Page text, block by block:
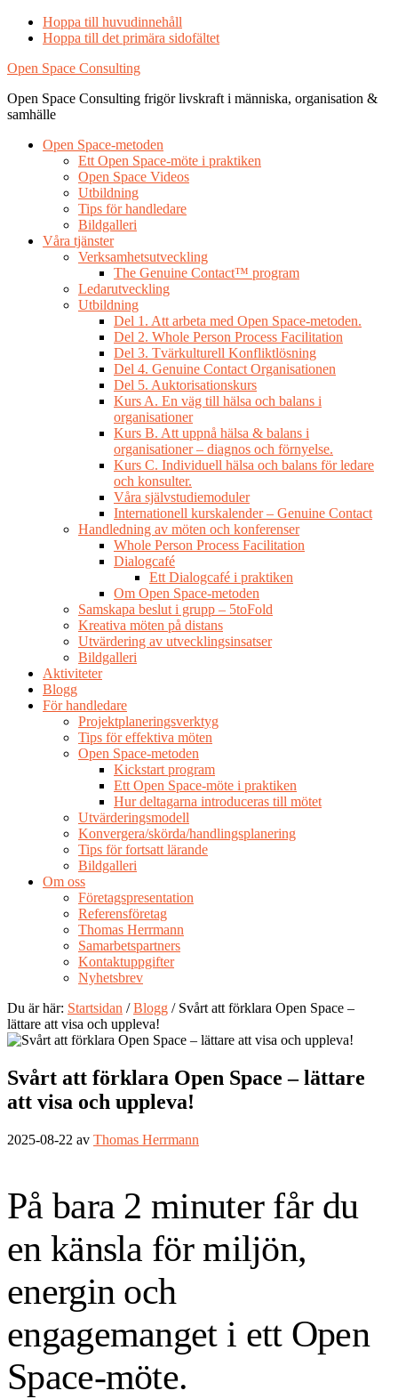
Hoppa till huvudinnehåll
Hoppa till det primära sidofältet
Open Space Consulting
Open Space Consulting frigör livskraft i människa, organisation &
samhälle
Open Space-metoden
Ett Open Space-möte i praktiken
Open Space Videos
Utbildning
Tips för handledare
Bildgalleri
Våra tjänster
Verksamhetsutveckling
The Genuine Contact™ program
Ledarutveckling
Utbildning
Del 1. Att arbeta med Open Space-metoden.
Del 2. Whole Person Process Facilitation
Del 3. Tvärkulturell Konfliktlösning
Del 4. Genuine Contact Organisationen
Del 5. Auktorisationskurs
Kurs A. En väg till hälsa och balans i
organisationer
Kurs B. Att uppnå hälsa & balans i
organisationer – diagnos och förnyelse.
Kurs C. Individuell hälsa och balans för ledare
och konsulter.
Våra självstudiemoduler
Internationell kurskalender – Genuine Contact
Handledning av möten och konferenser
Whole Person Process Facilitation
Dialogcafé
Ett Dialogcafé i praktiken
Om Open Space-metoden
Samskapa beslut i grupp – 5toFold
Kreativa möten på distans
Utvärdering av utvecklingsinsatser
Bildgalleri
Aktiviteter
Blogg
För handledare
Projektplaneringsverktyg
Tips för effektiva möten
Open Space-metoden
Kickstart program
Ett Open Space-möte i praktiken
Hur deltagarna introduceras till mötet
Utvärderingsmodell
Konvergera/skörda/handlingsplanering
Tips för fortsatt lärande
Bildgalleri
Om oss
Företagspresentation
Referensföretag
Thomas Herrmann
Samarbetspartners
Kontaktuppgifter
Nyhetsbrev
Du är här: Startsidan /Blogg / Svårt att förklara Open Space –
lättare att visa och uppleva!
Svårt att förklara Open Space – lättare
att visa och uppleva!
2025-08-22 av Thomas Herrmann
På bara 2 minuter får du
en känsla för miljön,
energin och
engagemanget i ett Open
Space-möte.